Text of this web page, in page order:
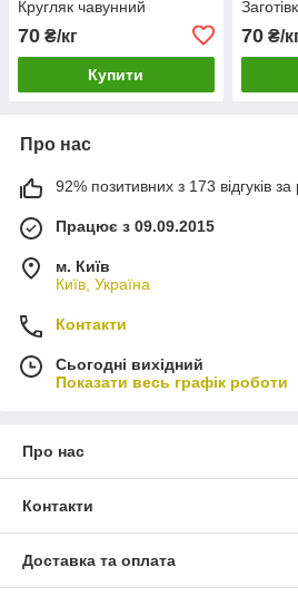
Кругляк чавунний
70 ₴/кг
Купити
70₴/
Про нас
92% позитивних з 173 відгуків за
Працює з 09.09.2015
м. Київ
Київ, Україна
Контакти
Сьогодні вихідний
Показати весь графік роботи
Про нас
Контакти
Доставка та оплата